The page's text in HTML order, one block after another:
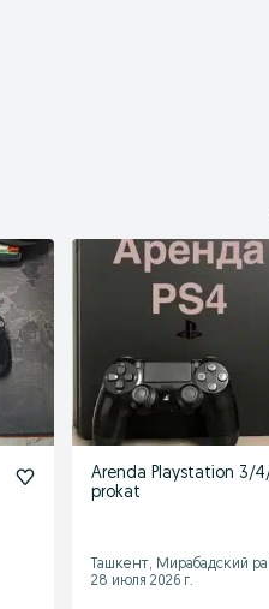
Arenda Playstation 3/
prokat
Ташкент, Мирабадский
28 июля 2026 г.